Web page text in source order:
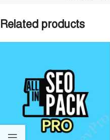
Related products